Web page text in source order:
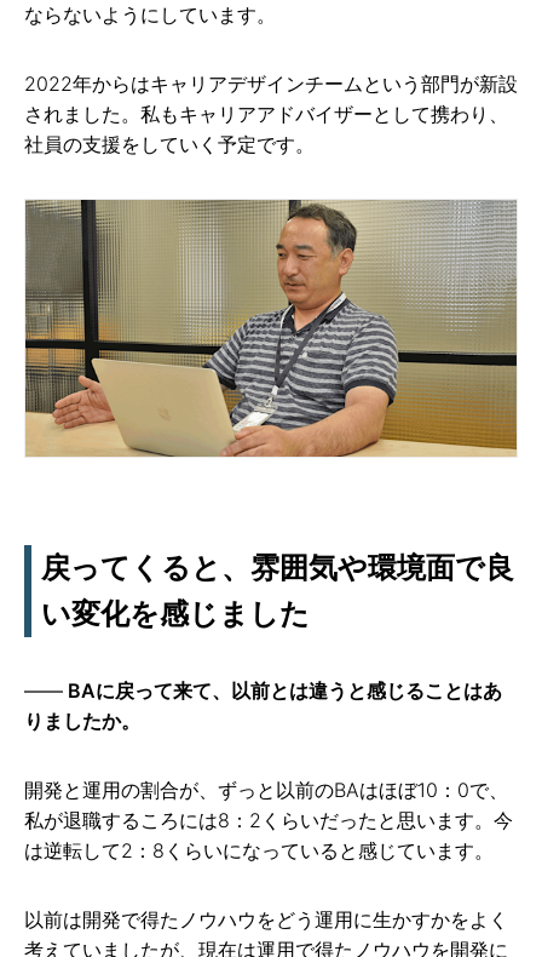
ならないようにしています。
2022年からはキャリアデザインチームという部門が新設
されました。私もキャリアアドバイザーとして携わり、
社員の支援をしていく予定です。
戻ってくると、雰囲気や環境面で良
い変化を感じました
BAに戻って来て、以前とは違うと感じることはあ
りましたか。
開発と運用の割合が、ずっと以前のBAはほぼ10：0で、
私が退職するころには8：2くらいだったと思います。今
は逆転して2：8くらいになっていると感じています。
以前は開発で得たノウハウをどう運用に生かすかをよく
考えていましたが、現在は運用で得たノウハウを開発に